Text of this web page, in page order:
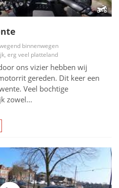
binnenwegen
erg veel platteland
ons vizier hebben wij
gereden. Dit keer een
Veel bochtige
zowel...